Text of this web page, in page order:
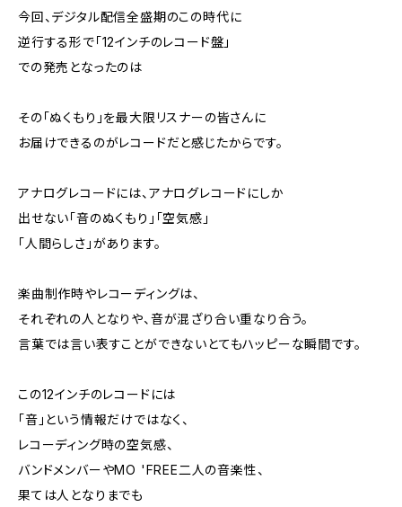
今回、デジタル配信全盛期のこの時代に
逆行する形で「12インチのレコード盤」
での発売となったのは
その「ぬくもり」を最大限リスナーの皆さんに
お届けできるのがレコードだと感じたからです。
アナログレコードには、アナログレコードにしか
出せない「音のぬくもり」「空気感」
「人間らしさ」があります。
楽曲制作時やレコーディングは、
それぞれの人となりや、音が混ざり合い重なり合う。
言葉では言い表すことができないとてもハッピーな瞬間です。
この12インチのレコードには
「音」という情報だけではなく、
レコーディング時の空気感、
バンドメンバーやMO 'FREE二人の音楽性、
果ては人となりまでも